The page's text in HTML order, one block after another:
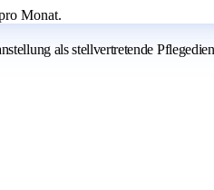
Monat.
als stellvertretende